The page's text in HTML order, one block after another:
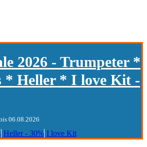
2026 - Trumpeter *
* Heller * I love Kit -
06.08.2026
Heller - 30% I love Kit